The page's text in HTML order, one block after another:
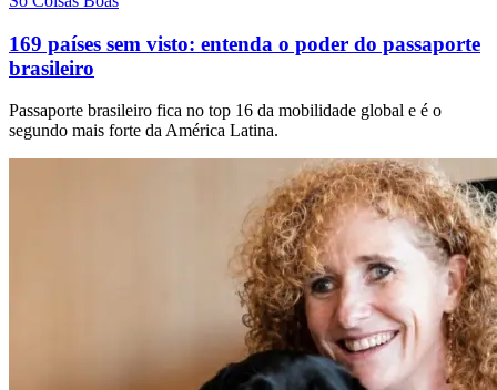
169 países sem visto: entenda o poder do passaporte
brasileiro
Passaporte brasileiro fica no top 16 da mobilidade global e é o
segundo mais forte da América Latina.